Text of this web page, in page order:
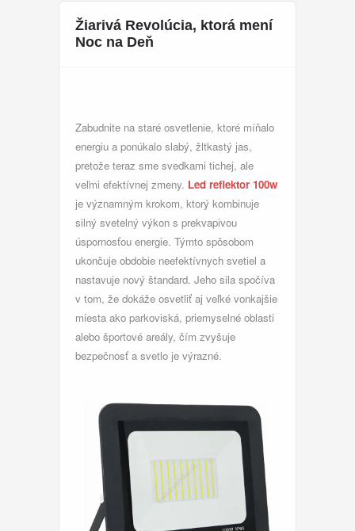
Žiarivá Revolúcia, ktorá mení
Noc na Deň
Zabudnite na staré osvetlenie, ktoré míňalo
energiu a ponúkalo slabý, žltkastý jas,
pretože teraz sme svedkami tichej, ale
veľmi efektívnej zmeny. Led reflektor 100w
je významným krokom, ktorý kombinuje
silný svetelný výkon s prekvapivou
úspornosťou energie. Týmto spôsobom
ukončuje obdobie neefektívnych svetiel a
nastavuje nový štandard. Jeho sila spočíva
v tom, že dokáže osvetliť aj veľké vonkajšie
miesta ako parkoviská, priemyselné oblasti
alebo športové areály, čím zvyšuje
bezpečnosť a svetlo je výrazné.